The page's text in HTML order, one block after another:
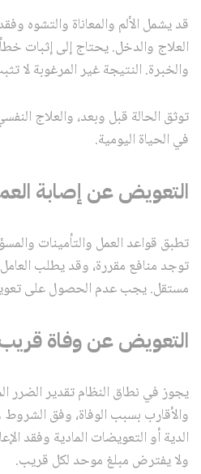
قد يشمل الألم والمعاناة والتشوه
العلاج والدخل. يحتاج إلى إثبات
والخبرة. النتيجة غير المرغوبة لا
توثق الحالة قبل وبعد، والعلاج
في الحياة اليومية.
التعويض عن إصابة
تطبق قواعد العمل والتأمينات
توجد منافع مقررة، وقد يطلب
مستقل. يجب عدم الحصول على
التعويض عن وفاة
يجوز في نطاق النظام تقدير الضرر
والأقارب بسبب الوفاة، وفق
الدية أو التعويضات المادية وفقد
ولا يفترض مبلغ موحد لكل قريب.